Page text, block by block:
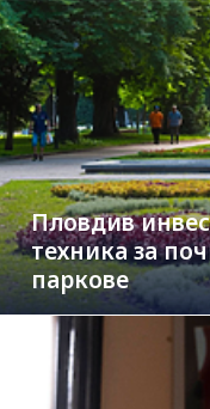
Пловдив
техника за
паркове